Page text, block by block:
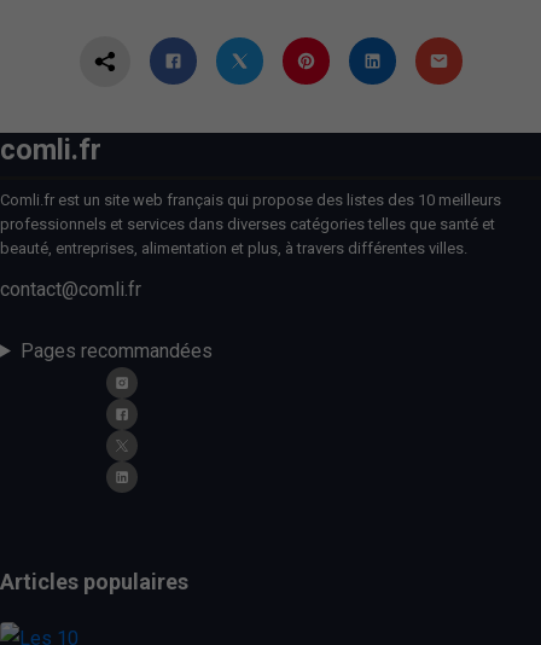
comli.fr
Comli.fr est un site web français qui propose des listes des 10 meilleurs
professionnels et services dans diverses catégories telles que santé et
beauté, entreprises, alimentation et plus, à travers différentes villes.
contact@comli.fr
Pages recommandées
Articles populaires